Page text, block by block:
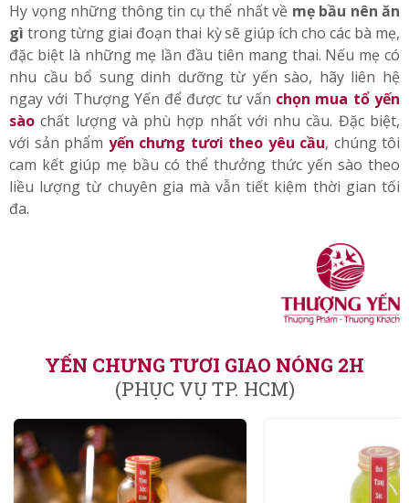
Hy vọng những thông tin cụ thể nhất về mẹ bầu nên ăn
gì trong từng giai đoạn thai kỳ;sẽ giúp ích cho các bà mẹ,
đặc biệt là những mẹ lần đầu tiên mang thai. Nếu mẹ có
nhu cầu bổ sung dinh dưỡng từ yến sào, hãy liên hệ
ngay với Thượng Yến để được tư vấn chọn mua tổ yến
sào chất lượng và phù hợp nhất với nhu cầu. Đặc biệt,
với sản phẩm yến chưng tươi theo yêu cầu, chúng tôi
cam kết giúp mẹ bầu có thể thưởng thức yến sào theo
liều lượng từ chuyên gia mà vẫn tiết kiệm thời gian tối
đa.
YẾN CHƯNG TƯƠI GIAO NÓNG 2H
(PHỤC VỤ TP. HCM)